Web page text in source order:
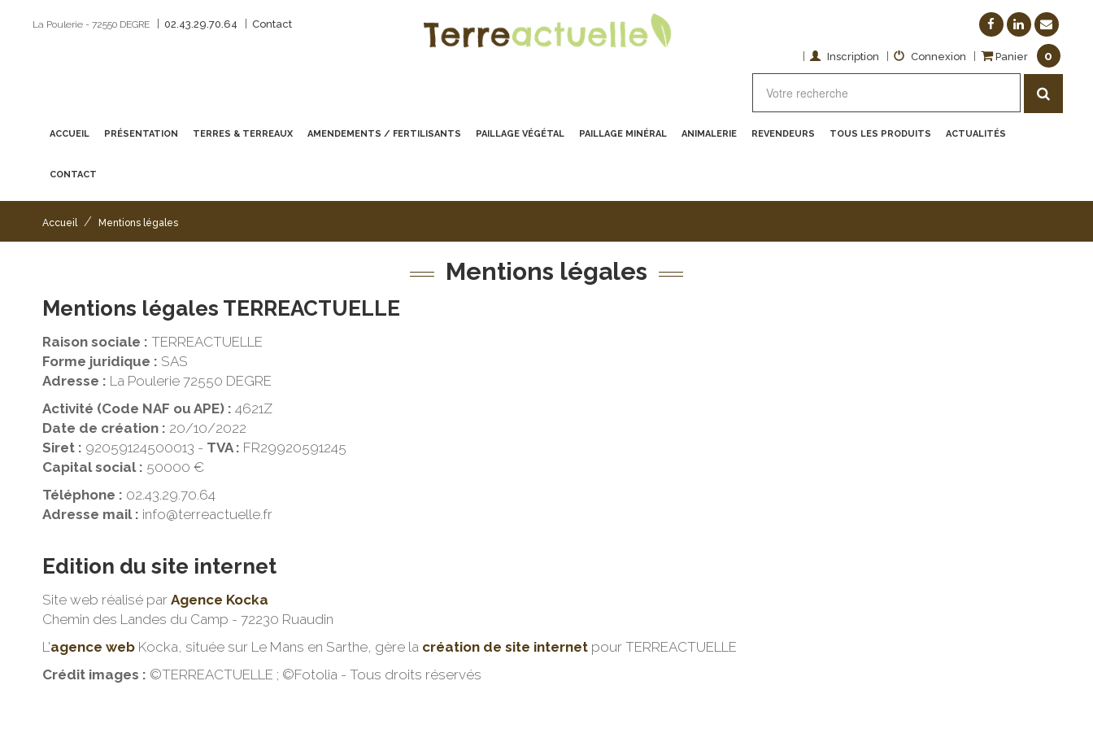
La Poulerie - 72550 DEGRE 02.43.29.70.64 Contact
Inscription Connexion Panier 0
ACCUEIL PRÉSENTATION TERRES & TERREAUX AMENDEMENTS / FERTILISANTS PAILLAGE VÉGÉTAL PAILLAGE MINÉRAL ANIMALERIE REVENDEURS TOUS LES PRODUITS ACTUALITÉS
CONTACT
Accueil / Mentions légales
Mentions légales
Mentions légales TERREACTUELLE
Raison sociale : TERREACTUELLE
Forme juridique : SAS
Adresse : La Poulerie 72550 DEGRE
Activité (Code NAF ou APE) : 4621Z
Date de création : 20/10/2022
Siret : 92059124500013 - TVA : FR29920591245
Capital social : 50000 €
Téléphone : 02.43.29.70.64
Adresse mail : info@terreactuelle.fr
Edition du site internet
Site web réalisé par Agence Kocka
Chemin des Landes du Camp - 72230 Ruaudin
L'agence web Kocka, située sur Le Mans en Sarthe, gère la création de site internet pour TERREACTUELLE
Crédit images : ©TERREACTUELLE ; ©Fotolia - Tous droits réservés